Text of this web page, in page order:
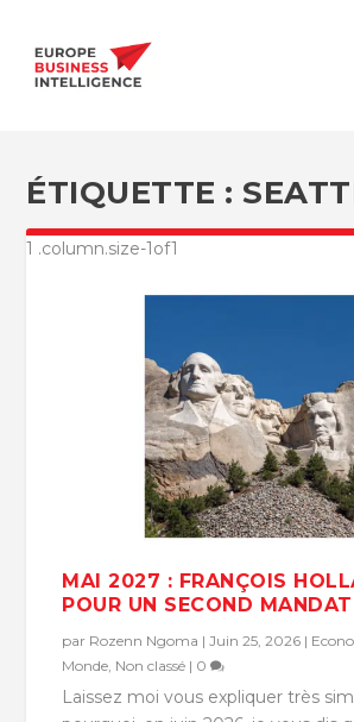
ÉTIQUETTE :
MAI 2027 : FRANÇOIS
POUR UN SECOND MANDAT
par Rozenn Ngoma |Juin 25, 2026 |
Monde Non classé | 0
Laissez moi vous expliquer très